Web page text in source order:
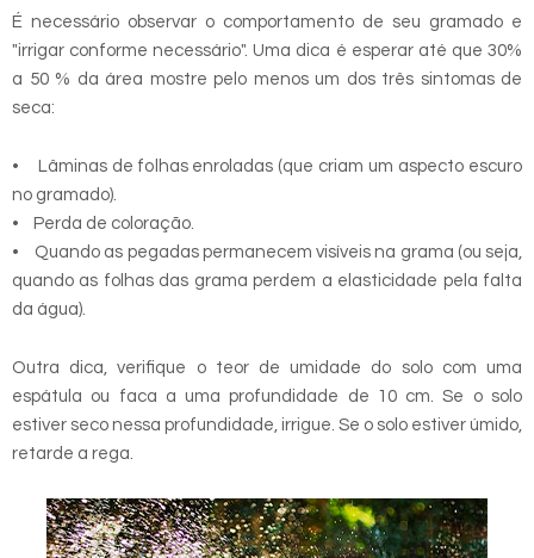
É necessário observar o comportamento de seu gramado e
"irrigar conforme necessário". Uma dica é esperar até que 30%
a 50 % da área mostre pelo menos um dos três sintomas de
seca:
• Lâminas de folhas enroladas (que criam um aspecto escuro
no gramado).
• Perda de coloração.
• Quando as pegadas permanecem visíveis na grama (ou seja,
quando as folhas das grama perdem a elasticidade pela falta
da água).
Outra dica, verifique o teor de umidade do solo com uma
espátula ou faca a uma profundidade de 10 cm. Se o solo
estiver seco nessa profundidade, irrigue. Se o solo estiver úmido,
retarde a rega.